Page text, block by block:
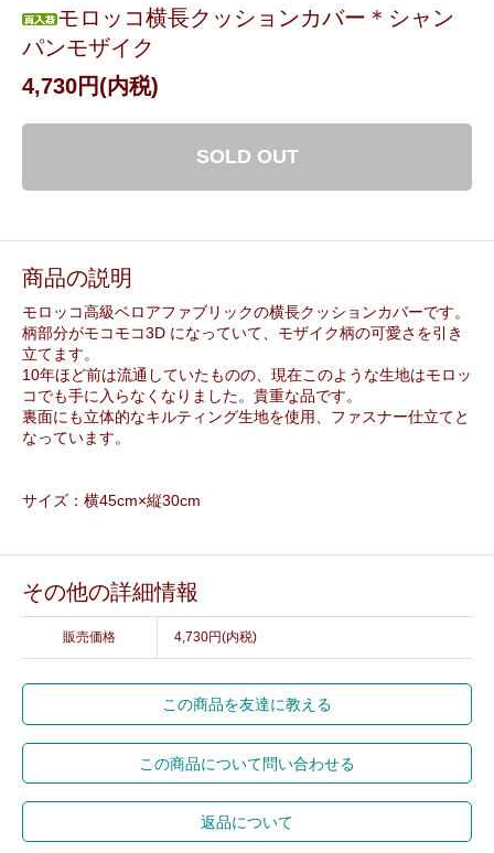
モロッコ横長クッションカバー＊シャン
パンモザイク
4,730円(内税)
SOLD OUT
商品の説明
モロッコ高級ベロアファブリックの横長クッションカバーです。
柄部分がモコモコ3D になっていて、モザイク柄の可愛さを引き
立てます。
10年ほど前は流通していたものの、現在このような生地はモロッ
コでも手に入らなくなりました。貴重な品です。
裏面にも立体的なキルティング生地を使用、ファスナー仕立てと
なっています。
サイズ：横45cm×縦30cm
その他の詳細情報
販売価格 4,730円(内税)
この商品を友達に教える
この商品について問い合わせる
返品について